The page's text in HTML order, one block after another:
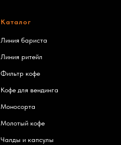
Каталог
Линия бариста
Линия ритейл
Фильтр кофе
Кофе для вендинга
Моносорта
Молотый кофе
Чалды и капсулы